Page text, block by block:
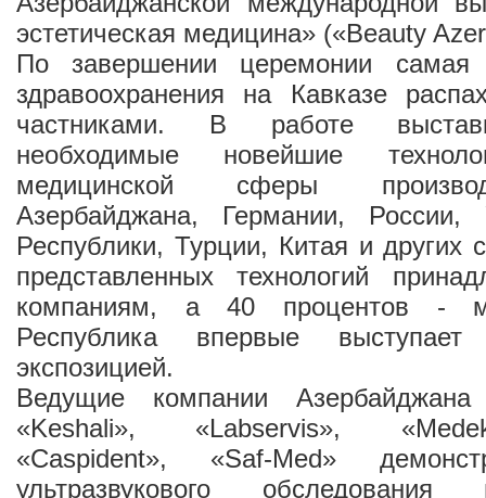
эстетическая медицина» («Beauty
По завершении церемонии самая
здравоохранения на Кавказе
частниками. В работе
необходимые новейшие
медицинской сферы
Азербайджана, Германии, России,
Республики, Турции, Китая и других
представленных технологий
компаниям, а 40 процентов -
Республика впервые
экспозицией.
Ведущие компании
«Keshali», «Labservis»,
«Caspident», «Saf-Med»
ультразвукового